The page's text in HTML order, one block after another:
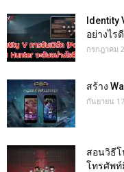
Identity
อย่างไร
กรกฎาคม
สร้าง
กันยายน
สอนวิธีโ
โทรศัพท์